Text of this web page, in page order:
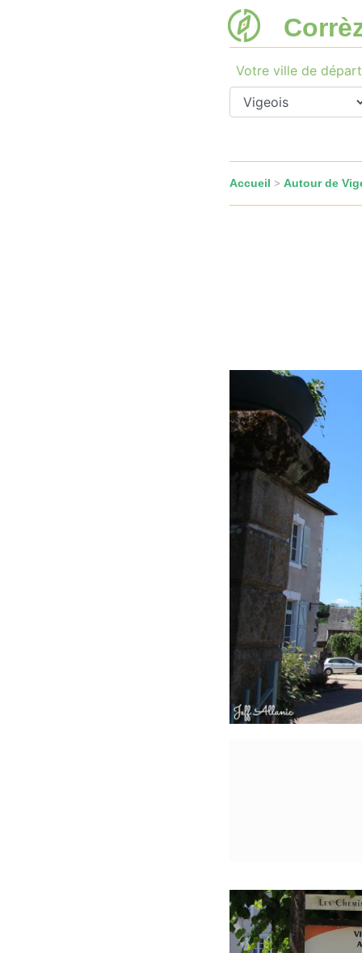
Votre ville de départ
Accueil > Autour de